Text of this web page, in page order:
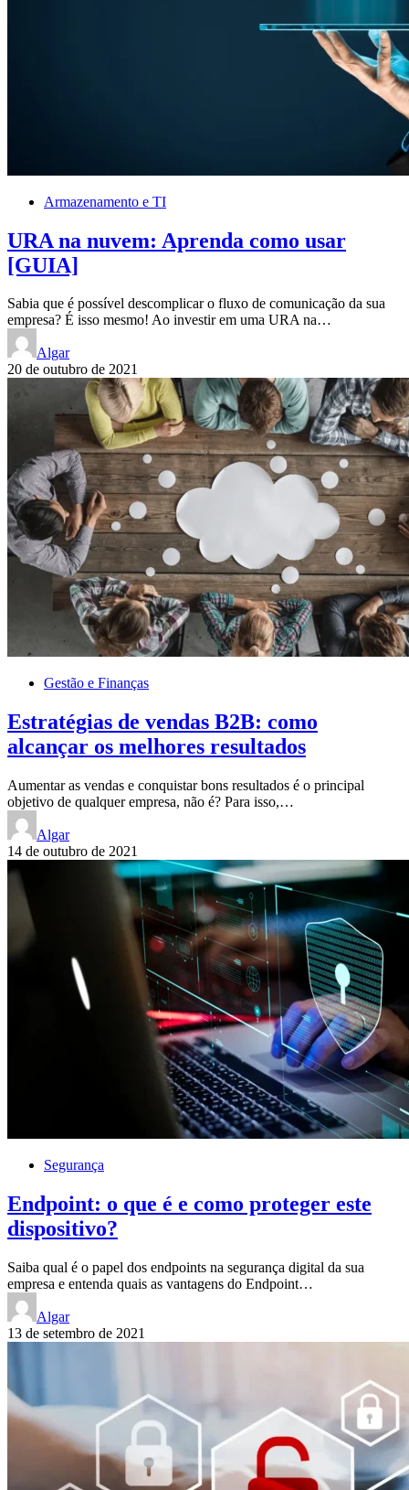
Armazenamento e TI
URA na nuvem: Aprenda como usar
[GUIA]
Sabia que é possível descomplicar o fluxo de comunicação da sua
empresa? É isso mesmo! Ao investir em uma URA na…
Algar
20 de outubro de 2021
Gestão e Finanças
Estratégias de vendas B2B: como
alcançar os melhores resultados
Aumentar as vendas e conquistar bons resultados é o principal
objetivo de qualquer empresa, não é? Para isso,…
Algar
14 de outubro de 2021
Segurança
Endpoint: o que é e como proteger este
dispositivo?
Saiba qual é o papel dos endpoints na segurança digital da sua
empresa e entenda quais as vantagens do Endpoint…
Algar
13 de setembro de 2021